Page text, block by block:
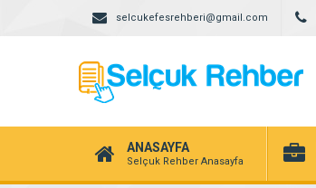
selcukefesrehberi@gmail.com
ANASAYFA
Selçuk Rehber Anasayfa